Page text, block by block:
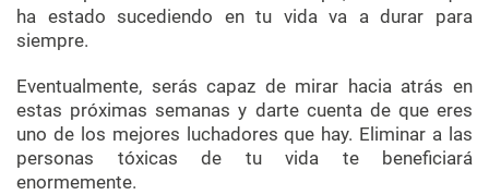
ha estado sucediendo en tu vida va a durar para
siempre.
Eventualmente, serás capaz de mirar hacia atrás en
estas próximas semanas y darte cuenta de que eres
uno de los mejores luchadores que hay. Eliminar a las
personas tóxicas de tu vida te beneficiará
enormemente.